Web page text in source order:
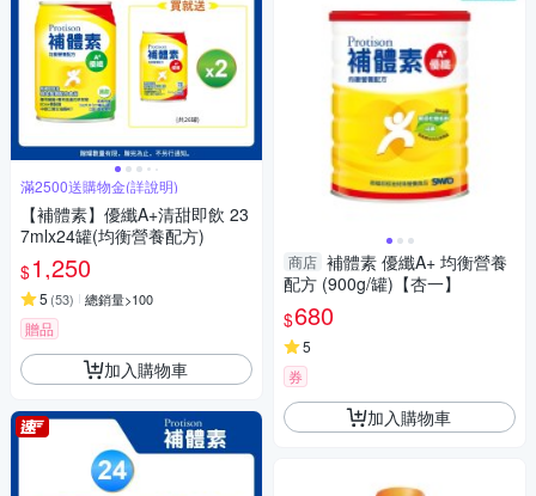
滿2500送購物金(詳說明)
【補體素】優纖A+清甜即飲 23
7mlx24罐(均衡營養配方)
$1,250
5 (53) 總銷量>100
贈品
加入購物車
商店 補體素 優纖A+ 均衡營養
配方 (900g/罐)【杏一】
$680
5
券
加入購物車